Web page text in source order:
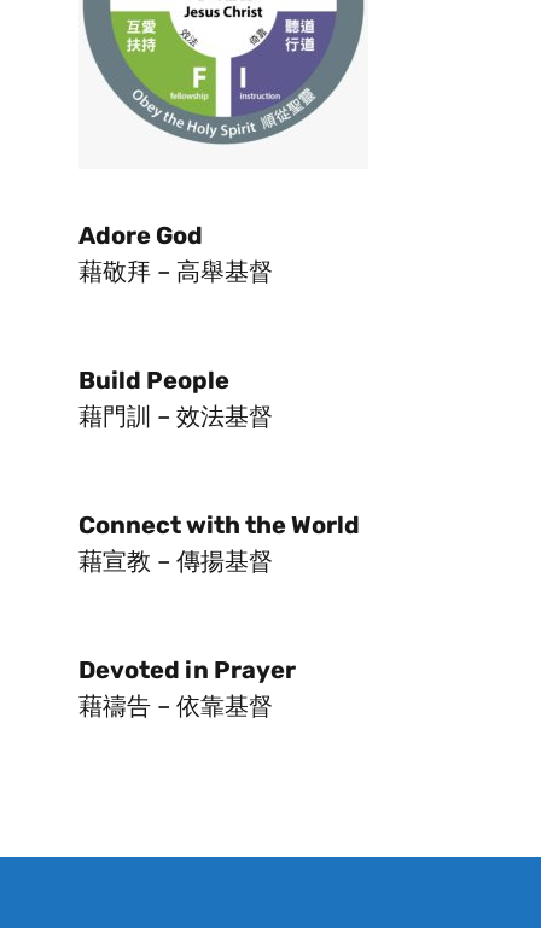
Adore God
藉敬拜 – 高舉基督
Build People
藉門訓 – 效法基督
Connect with the World
藉宣教 – 傳揚基督
Devoted in Prayer
藉禱告 – 依靠基督